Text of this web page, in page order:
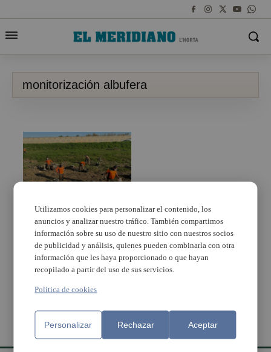
monitorización albufera
La Generalitat instalará
un sistema digital para
monitorizar en tiempo
real el estado de
L’Albufera
Utilizamos cookies para personalizar el contenido, los
anuncios y analizar nuestro tráfico. También compartimos
información sobre su uso de nuestro sitio con nuestros socios
de publicidad y análisis, quienes pueden combinarla con otra
información que les haya proporcionado o que hayan
recopilado a partir del uso de sus servicios.
Política de cookies
Personalizar Rechazar Aceptar